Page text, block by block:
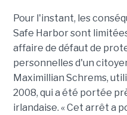
Pour l'instant, les
Safe Harbor sont
affaire de défaut de
personnelles d'un
Maximillian Schrems,
2008, qui a été portée
irlandaise. « Cet arrêt a